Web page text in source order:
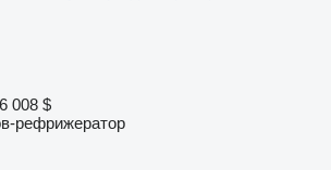
008 $
рефрижератор